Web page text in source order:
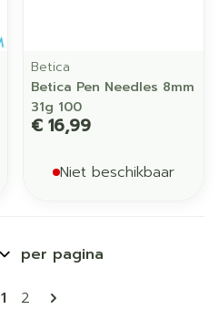
Betica
Betica Pen Needles 8mm
31g 100
€ 16,99
Niet beschikbaar
Pagina's
U lees momenteel pagina
1 Pagina
2
per pagina